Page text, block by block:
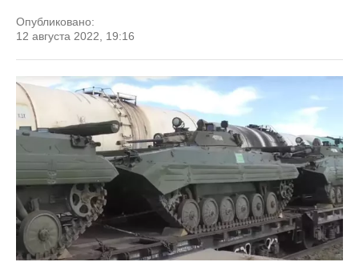
Опубликовано:
12 августа 2022, 19:16